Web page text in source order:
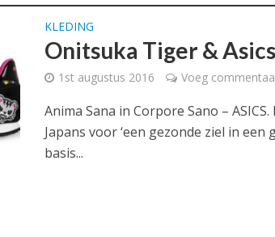
KLEDING
Onitsuka Tiger & Asics
1st augustus 2016 Voeg
Anima Sana in Corpore Sano –
Japans voor ‘een gezonde ziel in een
basis...